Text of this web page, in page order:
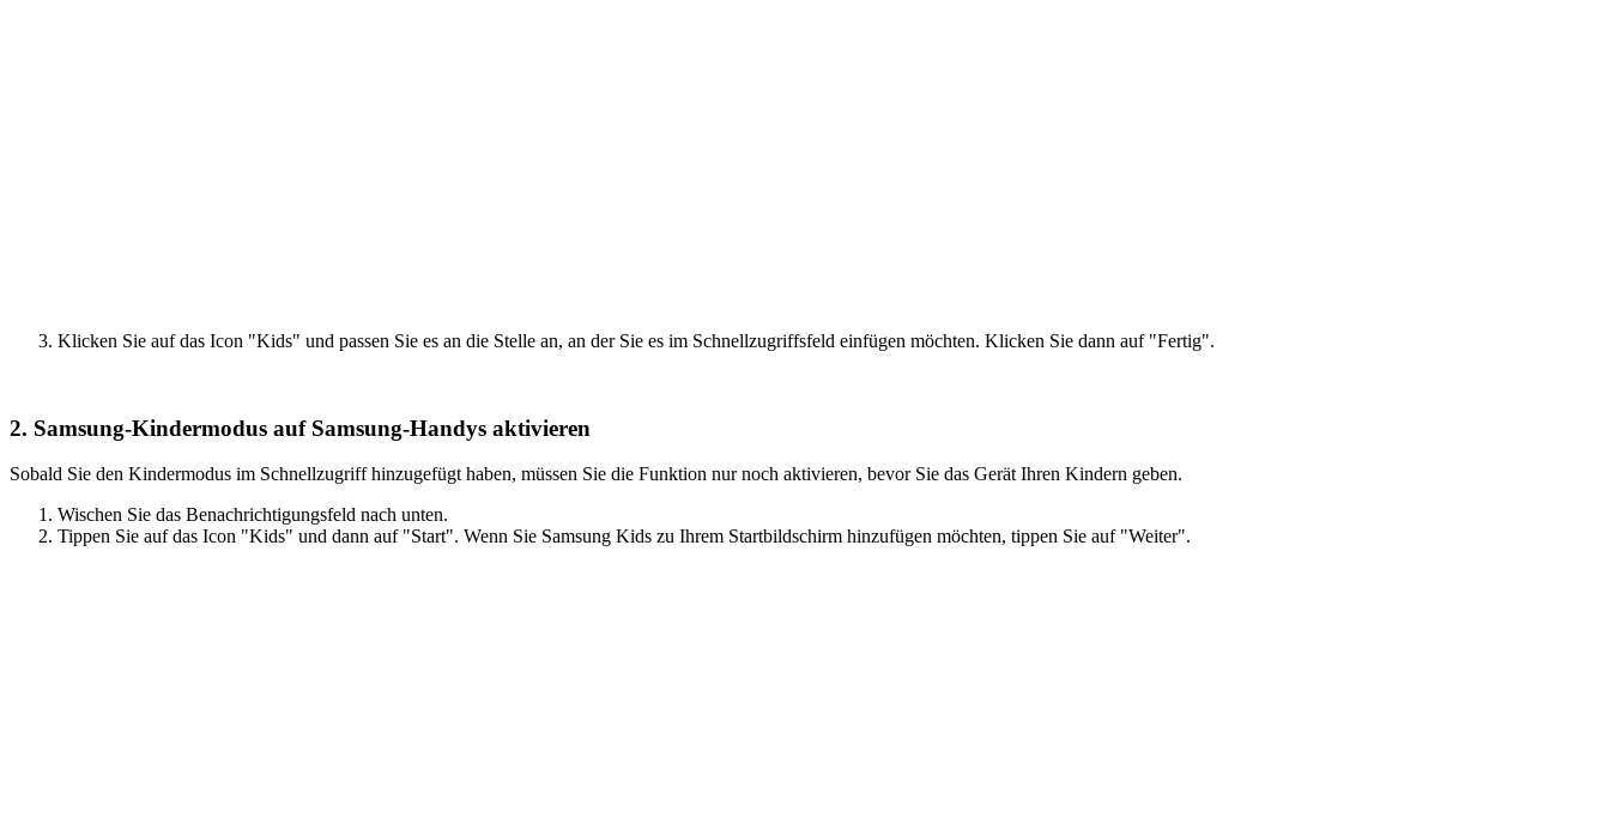
Klicken Sie auf das Icon "Kids" und passen Sie es an die Stelle an, an der Sie es im Schnellzugriffsfeld einfügen möchten. Klicken Sie dann auf "Fertig".
2. Samsung-Kindermodus auf Samsung-Handys aktivieren
Sobald Sie den Kindermodus im Schnellzugriff hinzugefügt haben, müssen Sie die Funktion nur noch aktivieren, bevor Sie das Gerät Ihren Kindern geben.
Wischen Sie das Benachrichtigungsfeld nach unten.
Tippen Sie auf das Icon "Kids" und dann auf "Start". Wenn Sie Samsung Kids zu Ihrem Startbildschirm hinzufügen möchten, tippen Sie auf "Weiter".